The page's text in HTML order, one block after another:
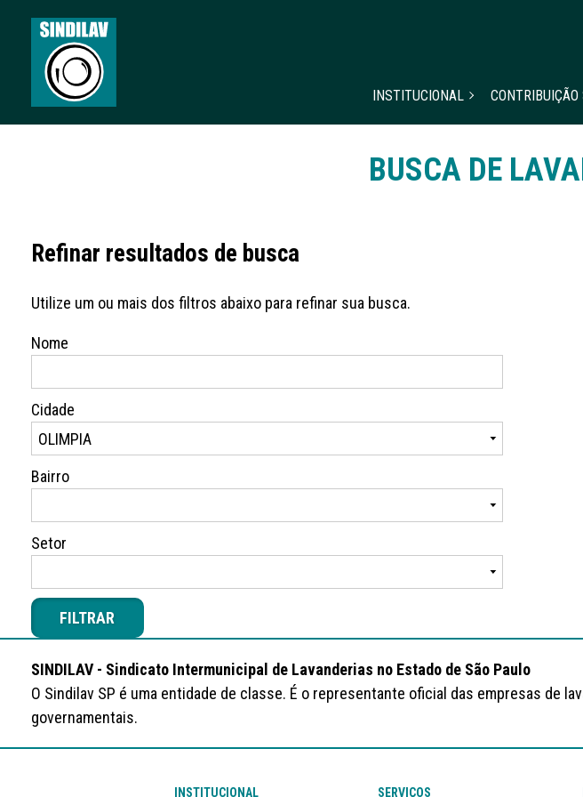
INSTITUCIONAL
BUSCA DE
Refinar resultados de busca
Utilize um ou mais dos filtros abaixo para refinar sua busca.
Nome
Cidade
Bairro
Setor
FILTRAR
SINDILAV - Sindicato Intermunicipal de Lavanderias no Estado de São Paulo
O Sindilav SP é uma entidade de classe. É o representante oficial das empresas de
governamentais.
INSTITUCIONAL SERVIÇOS